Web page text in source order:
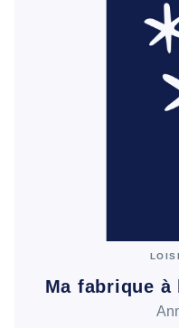
Ma fabrique